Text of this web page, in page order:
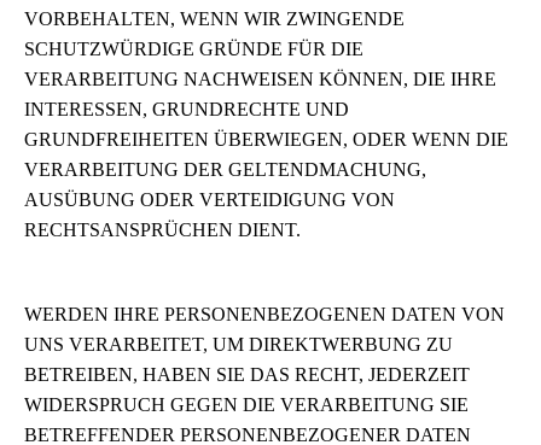
VORBEHALTEN, WENN WIR ZWINGENDE
SCHUTZWÜRDIGE GRÜNDE FÜR DIE
VERARBEITUNG NACHWEISEN KÖNNEN, DIE IHRE
INTERESSEN, GRUNDRECHTE UND
GRUNDFREIHEITEN ÜBERWIEGEN, ODER WENN DIE
VERARBEITUNG DER GELTENDMACHUNG,
AUSÜBUNG ODER VERTEIDIGUNG VON
RECHTSANSPRÜCHEN DIENT.
WERDEN IHRE PERSONENBEZOGENEN DATEN VON
UNS VERARBEITET, UM DIREKTWERBUNG ZU
BETREIBEN, HABEN SIE DAS RECHT, JEDERZEIT
WIDERSPRUCH GEGEN DIE VERARBEITUNG SIE
BETREFFENDER PERSONENBEZOGENER DATEN